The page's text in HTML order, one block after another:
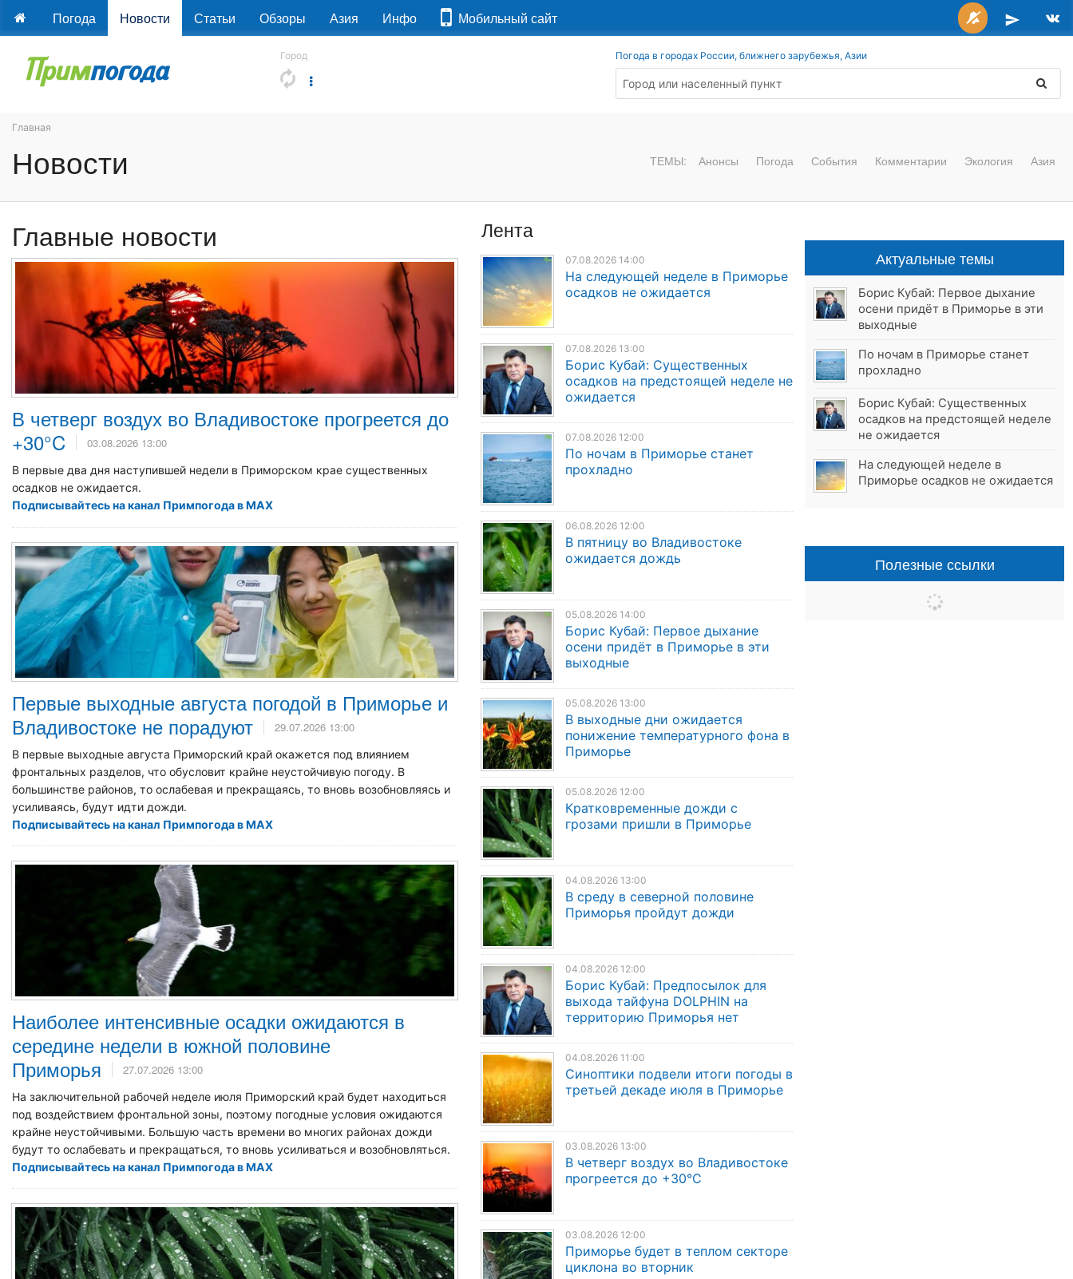
Погода Новости Статьи Обзоры Азия Инфо Мобильный сайт
Город Погода в городах России, ближнего зарубежья, Азии
Главная
Новости ТЕМЫ: Анонсы Погода События Комментарии Экология Азия
Главные новости
В четверг воздух во Владивостоке прогреется до
+30°C
03.08.2026 13:00
В первые два дня наступившей недели в Приморском крае существенных
осадков не ожидается.
Подписывайтесь на канал Примпогода в MAX
Первые выходные августа погодой в Приморье и
Владивостоке не порадуют
29.07.2026 13:00
В первые выходные августа Приморский край окажется под влиянием
фронтальных разделов, что обусловит крайне неустойчивую погоду. В
большинстве районов, то ослабевая и прекращаясь, то вновь возобновляясь и
усиливаясь, будут идти дожди.
Подписывайтесь на канал Примпогода в MAX
Наиболее интенсивные осадки ожидаются в
середине недели в южной половине
Приморья
27.07.2026 13:00
На заключительной рабочей неделе июля Приморский край будет находиться
под воздействием фронтальной зоны, поэтому погодные условия ожидаются
крайне неустойчивыми. Большую часть времени во многих районах дожди
будут то ослабевать и прекращаться, то вновь усиливаться и возобновляться.
Подписывайтесь на канал Примпогода в MAX
Лента
07.08.2026 14:00
На следующей неделе в Приморье
осадков не ожидается
07.08.2026 13:00
Борис Кубай: Существенных
осадков на предстоящей неделе не
ожидается
07.08.2026 12:00
По ночам в Приморье станет
прохладно
06.08.2026 12:00
В пятницу во Владивостоке
ожидается дождь
05.08.2026 14:00
Борис Кубай: Первое дыхание
осени придёт в Приморье в эти
выходные
05.08.2026 13:00
В выходные дни ожидается
понижение температурного фона в
Приморье
05.08.2026 12:00
Кратковременные дожди с
грозами пришли в Приморье
04.08.2026 13:00
В среду в северной половине
Приморья пройдут дожди
04.08.2026 12:00
Борис Кубай: Предпосылок для
выхода тайфуна DOLPHIN на
территорию Приморья нет
04.08.2026 11:00
Синоптики подвели итоги погоды в
третьей декаде июля в Приморье
03.08.2026 13:00
В четверг воздух во Владивостоке
прогреется до +30°C
03.08.2026 12:00
Приморье будет в теплом секторе
циклона во вторник
Актуальные темы
Борис Кубай: Первое дыхание
осени придёт в Приморье в эти
выходные
По ночам в Приморье станет
прохладно
Борис Кубай: Существенных
осадков на предстоящей неделе
не ожидается
На следующей неделе в
Приморье осадков не ожидается
Полезные ссылки